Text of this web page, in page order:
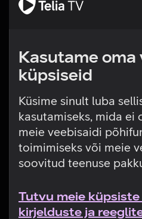
Kasutame oma
küpsiseid
Küsime sinult luba
kasutamiseks, mida ei
meie veebisaidi
toimimiseks või meie
soovitud teenuse
Tutvu meie
kirjelduste ja